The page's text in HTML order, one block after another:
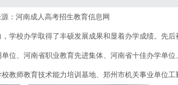
报名条件
入学考试
：河南成人高考招生教育信息网
学校办学取得了丰硕发展成果和显着办学成绩。先
位、河南省职业教育先进集体、河南省十佳办学单
教师教育技术能力培训基地、郑州市机关事业单位